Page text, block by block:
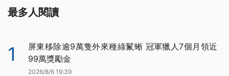
最多人閱讀
1
屏東移除逾9萬隻外來種綠鬣蜥 冠軍獵人7個月領近
99萬獎勵金
2026/8/6 19:39